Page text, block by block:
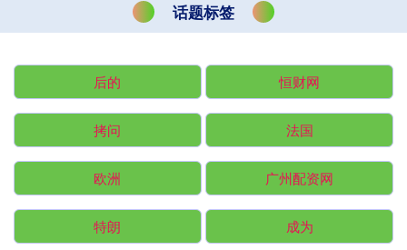
话题标签
后的 恒财网
拷问 法国
欧洲 广州配资网
特朗 成为